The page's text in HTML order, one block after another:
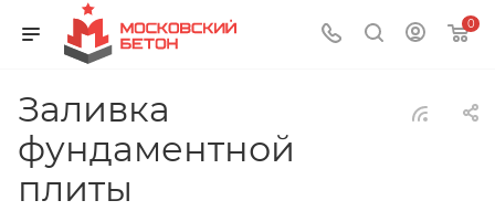
0
Заливка
фундаментной
плиты